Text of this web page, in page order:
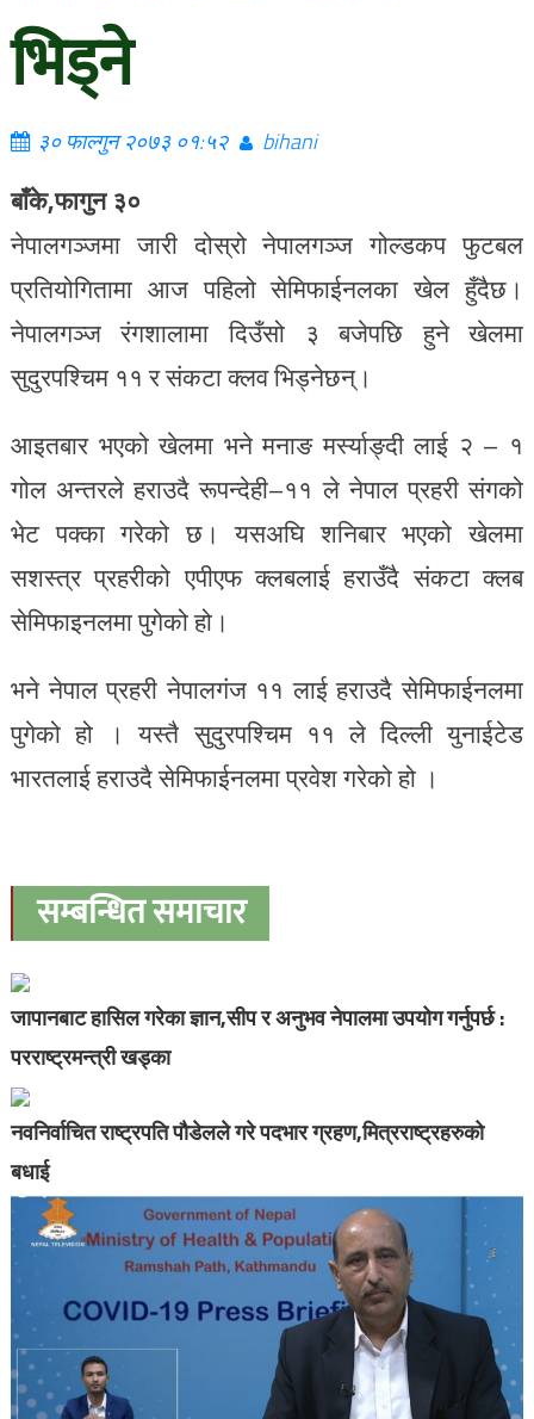
भिड्ने
३० फाल्गुन २०७३ ०१:५२ bihani
बाँके,फागुन ३०
नेपालगञ्जमा जारी दोस्रो नेपालगञ्ज गोल्डकप फुटबल
प्रतियोगितामा आज पहिलो सेमिफाईनलका खेल हुँदैछ।
नेपालगञ्ज रंगशालामा दिउँसो ३ बजेपछि हुने खेलमा
सुदुरपश्चिम ११ र संकटा क्लव भिड्नेछन्।
आइतबार भएको खेलमा भने मनाङ मर्स्याङ्दी लाई २ – १
गोल अन्तरले हराउदै रूपन्देही–११ ले नेपाल प्रहरी संगको
भेट पक्का गरेको छ। यसअघि शनिबार भएको खेलमा
सशस्त्र प्रहरीको एपीएफ क्लबलाई हराउँदै संकटा क्लब
सेमिफाइनलमा पुगेको हो।
भने नेपाल प्रहरी नेपालगंज ११ लाई हराउदै सेमिफाईनलमा
पुगेको हो । यस्तै सुदुरपश्चिम ११ ले दिल्ली युनाईटेड
भारतलाई हराउदै सेमिफाईनलमा प्रवेश गरेको हो ।
सम्बन्धित समाचार
जापानबाट हासिल गरेका ज्ञान,सीप र अनुभव नेपालमा उपयोग गर्नुपर्छ :
परराष्ट्रमन्त्री खड्का
नवनिर्वाचित राष्ट्रपति पौडेलले गरे पदभार ग्रहण,मित्रराष्ट्रहरुको
बधाई